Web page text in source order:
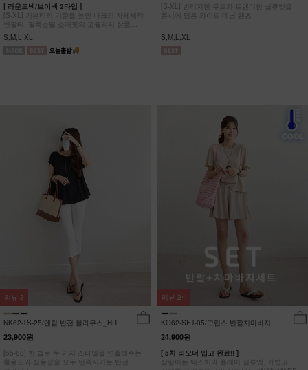
[ 라운드넥/브이넥 2타입 ]
[S-XL] 기본티의 기준을 높인 나크의 자체제작
반팔티. 팔뚝소멸 소매핏의 고퀄리티 상품
#NAK MADE.
S,M,L,XL
[S-XL] 빈티지한 무드와 트렌디한 실루엣을
동시에 담은 와이드 데님 팬츠
S,M,L,XL
NK62-TS-25/엔릴 반전 블라우스_HR
23,900원
[55-88] 한 벌로 두 가지 스타일을 연출해주는
활용도와 실용성을 모두 만족시키는 반전
리뷰 3
KO62-SET-05/크립스 반팔치마바지세
24,900원
[ 5차 리오더 입고 완료!! ]
살랑이는 텍스처와 플레어 실루엣, 가볍고
리뷰 24